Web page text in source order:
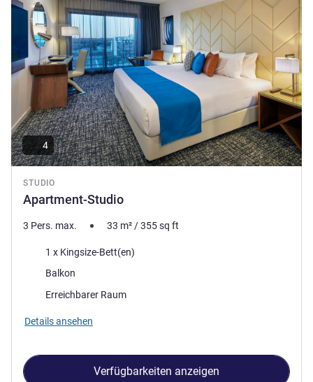
STUDIO
Apartment-Studio
4
3 Pers. max. 33 m²/355sq ft
Bettwäsche
1 x Kingsize-Bett(en)
Vorteile der Unterkunft :
Balkon
Erreichbarer Raum
Details ansehen
Verfügbarkeiten anzeigen